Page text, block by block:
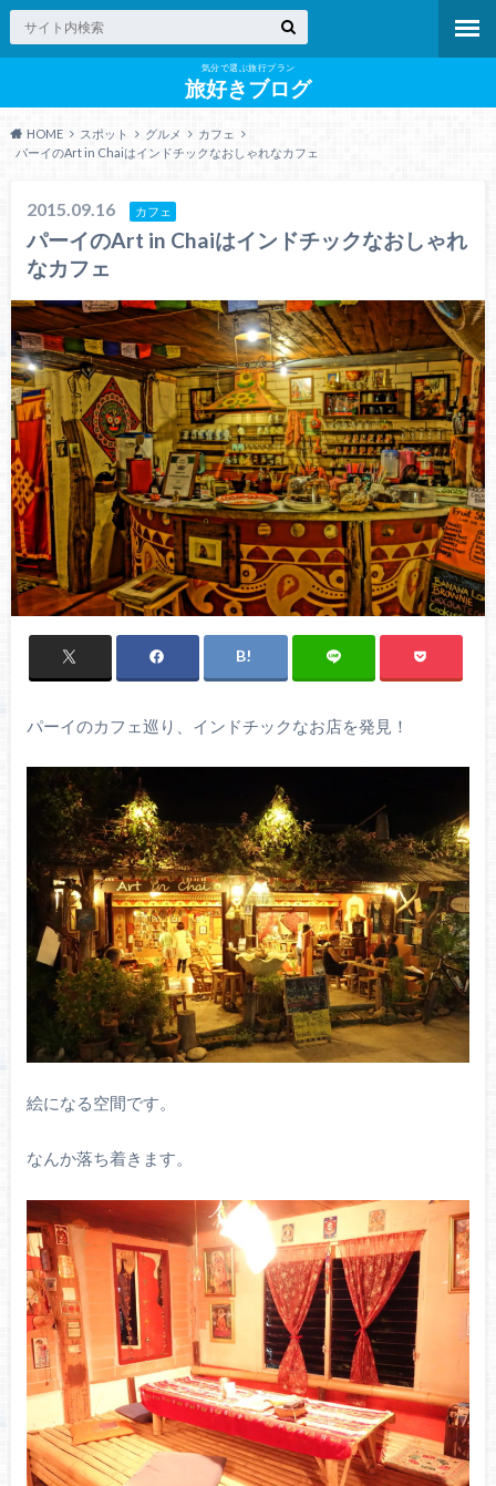
気分で選ぶ旅行プラン
旅好きブログ
HOME スポット グルメ
カフェ
パーイのArt in Chaiはインドチックなおしゃれなカフェ
2015.09.16 カフェ
パーイのArt in Chaiはインドチックなおしゃれ
なカフェ
パーイのカフェ巡り、インドチックなお店を発見！
絵になる空間です。
なんか落ち着きます。